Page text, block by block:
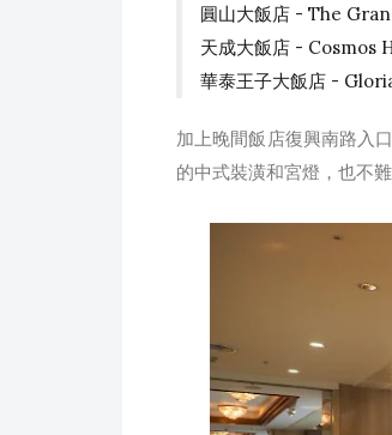
圓山大飯店 - The
天成大飯店 - Cosmos
華泰王子大飯店 -
加上晚間飯店復興南路入
的中式裝潢和宮燈，也不